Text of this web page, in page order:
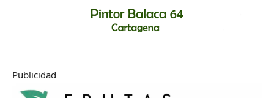
Publicidad